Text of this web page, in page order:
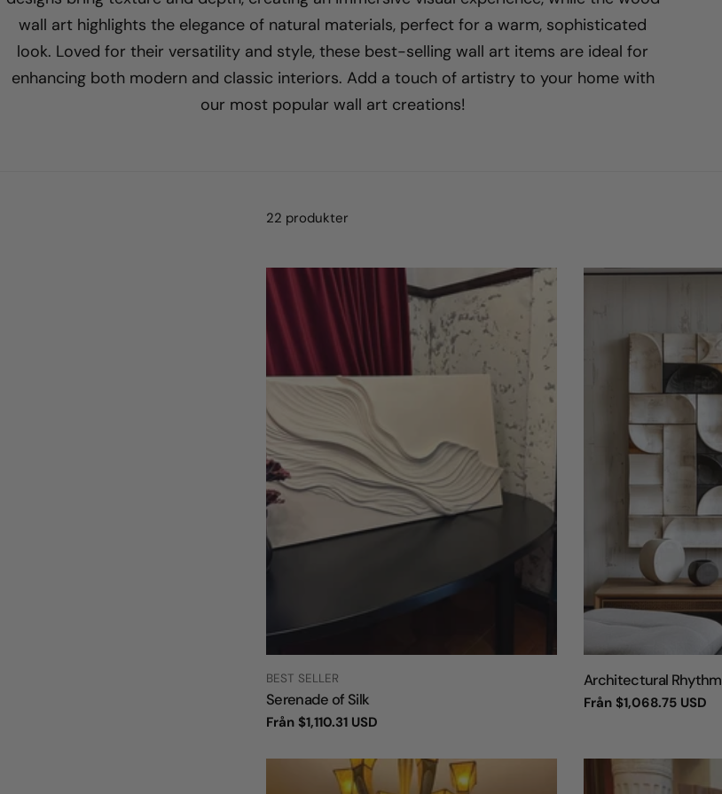
l
i
:
wall art highlights the elegance of natural materials, perfect for a warm, sophisticated
look. Loved for their versatility and style, these best-selling wall art items are ideal for
enhancing both modern and classic interiors. Add a touch of artistry to your home with
our most popular wall art creations!
22 produkter
TYP:
BEST SELLER
Serenade of Silk
Vanligt
Från $1,110.31 USD
TYP:
Architectural Rhythm
Vanligt
Från $1,068.75 USD